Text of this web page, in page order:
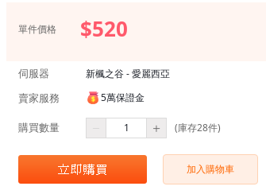
單件價格 $520
伺服器 新楓之谷 - 愛麗西亞
賣家服務 5萬保證金
購買數量 (庫存28件)
加入購物車